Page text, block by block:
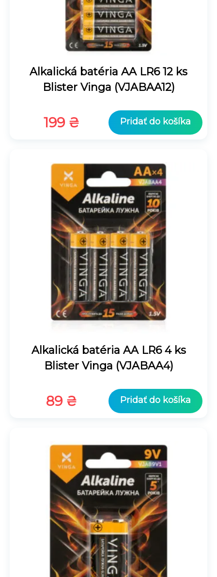
Alkalická batéria AA LR6 12 ks
Blister Vinga (VJABAA12)
199 ₴ Pridať do košíka
Alkalická batéria AA LR6 4 ks
Blister Vinga (VJABAA4)
89 ₴ Pridať do košíka